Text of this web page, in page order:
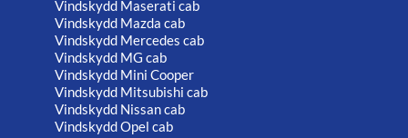
Vindskydd Maserati cab
Vindskydd Mazda cab
Vindskydd Mercedes cab
Vindskydd MG cab
Vindskydd Mini Cooper
Vindskydd Mitsubishi cab
Vindskydd Nissan cab
Vindskydd Opel cab